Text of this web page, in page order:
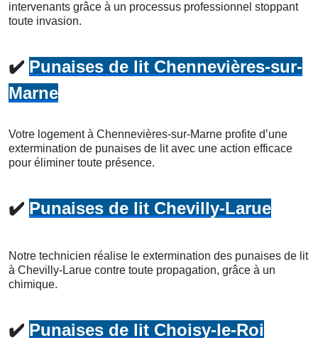
intervenants grâce à un processus professionnel stoppant
toute invasion.
✔️ Punaises de lit Chennevières-sur-
Marne
Votre logement à Chennevières-sur-Marne profite d’une
extermination de punaises de lit avec une action efficace
pour éliminer toute présence.
✔️ Punaises de lit Chevilly-Larue
Notre technicien réalise le extermination des punaises de lit
à Chevilly-Larue contre toute propagation, grâce à un
chimique.
✔️ Punaises de lit Choisy-le-Roi